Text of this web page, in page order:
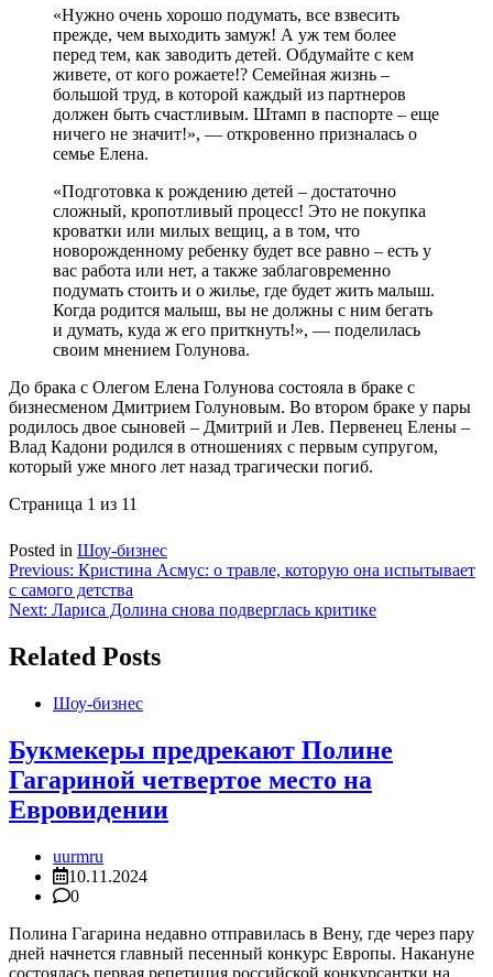
«Нужно очень хорошо подумать, все взвесить
прежде, чем выходить замуж! А уж тем более
перед тем, как заводить детей. Обдумайте с кем
живете, от кого рожаете!? Семейная жизнь –
большой труд, в которой каждый из партнеров
должен быть счастливым. Штамп в паспорте – еще
ничего не значит!», — откровенно призналась о
семье Елена.
«Подготовка к рождению детей – достаточно
сложный, кропотливый процесс! Это не покупка
кроватки или милых вещиц, а в том, что
новорожденному ребенку будет все равно – есть у
вас работа или нет, а также заблаговременно
подумать стоить и о жилье, где будет жить малыш.
Когда родится малыш, вы не должны с ним бегать
и думать, куда ж его приткнуть!», — поделилась
своим мнением Голунова.
До брака с Олегом Елена Голунова состояла в браке с
бизнесменом Дмитрием Голуновым. Во втором браке у пары
родилось двое сыновей – Дмитрий и Лев. Первенец Елены –
Влад Кадони родился в отношениях с первым супругом,
который уже много лет назад трагически погиб.
Страница 1 из 11
Posted in Шоу-бизнес
Навигация
по
Previous: Кристина Асмус: о травле, которую она испытывает
с самого детства
Next: Лариса Долина снова подверглась критике
Related Posts
Шоу-бизнес
Букмекеры предрекают Полине
Гагариной четвертое место на
Евровидении
uurmru
10.11.2024
0
Полина Гагарина недавно отправилась в Вену, где через пару
дней начнется главный песенный конкурс Европы. Накануне
состоялась первая репетиция российской конкурсантки на